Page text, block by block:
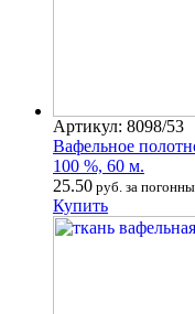
Артикул: 8098/53
Вафельное
100 %, 60 м.
25.50 руб. за
Купить